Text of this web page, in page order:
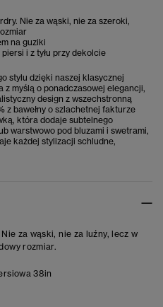
Nie za wąski, nie za szeroki,
na guziki
i z tyłu przy dekolcie
stylu dzięki naszej klasycznej
myślą o ponadczasowej elegancji,
design z wszechstronną
z bawełny o szlachetnej fakturze
która dodaje subtelnego
warstwowo pod bluzami i swetrami,
każdej stylizacji schludne,
za wąski, nie za luźny, lecz w
rozmiar.
38in